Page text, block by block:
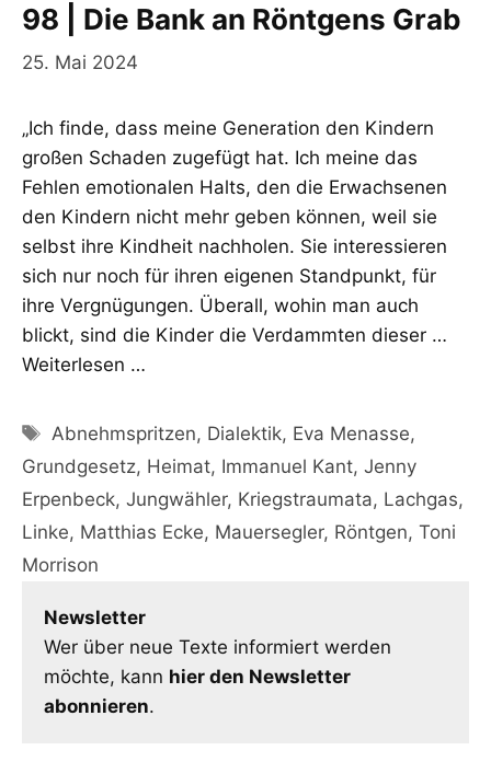
98 | Die Bank an Röntgens Grab
25. Mai 2024
„Ich finde, dass meine Generation den Kindern
großen Schaden zugefügt hat. Ich meine das
Fehlen emotionalen Halts, den die Erwachsenen
den Kindern nicht mehr geben können, weil sie
selbst ihre Kindheit nachholen. Sie interessieren
sich nur noch für ihren eigenen Standpunkt, für
ihre Vergnügungen. Überall, wohin man auch
blickt, sind die Kinder die Verdammten dieser …
Weiterlesen …
Schlagwörter
Abnehmspritzen, Dialektik, Eva Menasse,
Grundgesetz, Heimat, Immanuel Kant, Jenny
Erpenbeck, Jungwähler, Kriegstraumata, Lachgas,
Linke, Matthias Ecke, Mauersegler, Röntgen, Toni
Morrison
Newsletter
Wer über neue Texte informiert werden
möchte, kann hier den Newsletter
abonnieren.